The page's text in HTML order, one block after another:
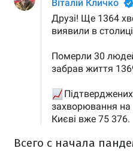
Всего с начала